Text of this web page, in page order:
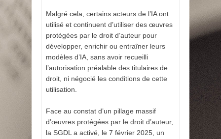
Malgré cela, certains acteurs de l’IA ont
utilisé et continuent d’utiliser des œuvres
protégées par le droit d’auteur pour
développer, enrichir ou entraîner leurs
modèles d’IA, sans avoir recueilli
l’autorisation préalable des titulaires de
droit, ni négocié les conditions de cette
utilisation.
Face au constat d’un pillage massif
d’œuvres protégées par le droit d’auteur,
la SGDL a activé, le 7 février 2025, un